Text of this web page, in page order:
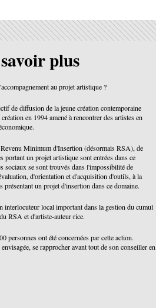
plus
au projet artistique ?
de diffusion de la jeune création contemporaine
en 1994 amené à rencontrer des artistes en
Minimum d'Insertion (désormais RSA), de
portant un projet artistique sont entrées dans ce
sociaux se sont trouvés dans l'impossibilité de
d'orientation et d'acquisition d'outils, à la
présentant un projet d'insertion dans ce domaine.
interlocuteur local important dans la gestion du cumul
RSA et d'artiste-auteur·rice.
personnes ont été concernées par cette action.
se rapprocher avant tout de son conseiller en